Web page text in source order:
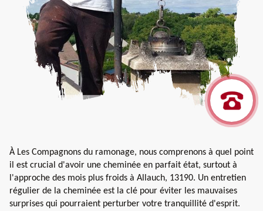
À Les Compagnons du ramonage, nous comprenons à quel point
il est crucial d'avoir une cheminée en parfait état, surtout à
l'approche des mois plus froids à Allauch, 13190. Un entretien
régulier de la cheminée est la clé pour éviter les mauvaises
surprises qui pourraient perturber votre tranquillité d'esprit.